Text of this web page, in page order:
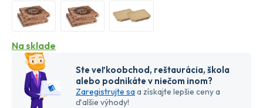
Na sklade
Ste veľkoobchod, reštaurácia, škola
alebo podnikáte v niečom inom?
Zaregistrujte saa získajte lepšie ceny a
ďalšie výhody!